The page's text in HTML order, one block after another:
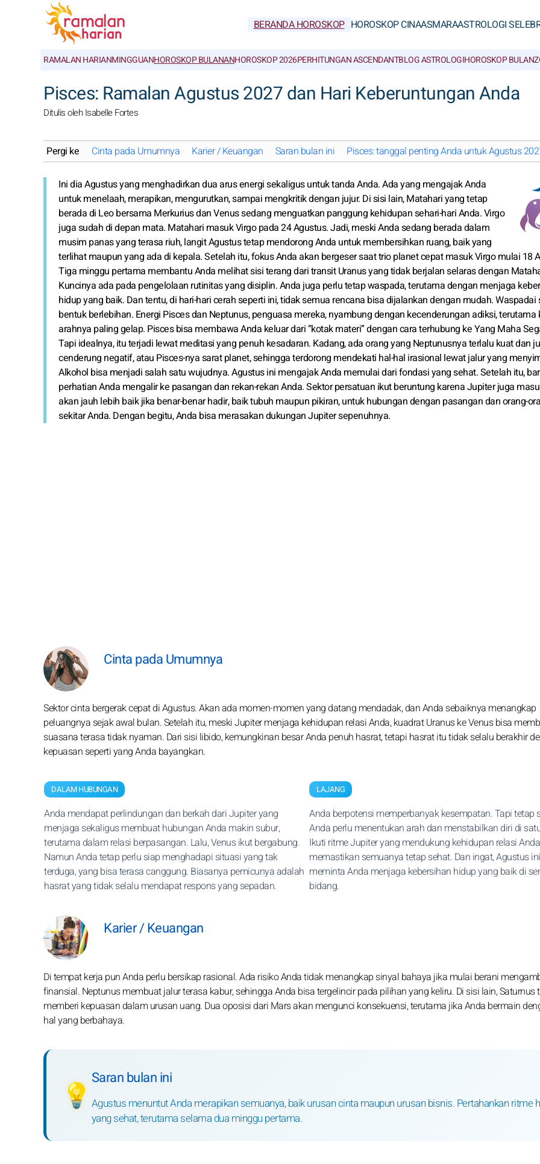
BERANDA HOROSKOP HOROSKOP CINAASMARAASTROLOGI
RAMALAN HARIANMINGGUANHOROSKOP BULANANHOROSKOP 2026PERHITUNGAN ASCENDANTBLOG ASTROLOGIHOROSKOP BULAN
Pisces: Ramalan Agustus 2027 dan Hari Keberuntungan Anda
Ditulis oleh Isabelle Fortes
Pergi ke Cinta pada Umumnya Karier / Keuangan Saran bulan ini Pisces: tanggal penting Anda untuk Agustus
Ini dia Agustus yang menghadirkan dua arus energi sekaligus untuk tanda Anda. Ada yang mengajak Anda
untuk menelaah, merapikan, mengurutkan, sampai mengkritik dengan jujur. Di sisi lain, Matahari yang tetap
berada di Leo bersama Merkurius dan Venus sedang menguatkan panggung kehidupan sehari-hari Anda. Virgo
juga sudah di depan mata. Matahari masuk Virgo pada 24 Agustus. Jadi, meski Anda sedang berada dalam
musim panas yang terasa riuh, langit Agustus tetap mendorong Anda untuk membersihkan ruang, baik yang
terlihat maupun yang ada di kepala. Setelah itu, fokus Anda akan bergeser saat trio planet cepat masuk Virgo mulai 18
Tiga minggu pertama membantu Anda melihat sisi terang dari transit Uranus yang tidak berjalan selaras dengan
Kuncinya ada pada pengelolaan rutinitas yang disiplin. Anda juga perlu tetap waspada, terutama dengan menjaga
hidup yang baik. Dan tentu, di hari-hari cerah seperti ini, tidak semua rencana bisa dijalankan dengan mudah. Waspadai
bentuk berlebihan. Energi Pisces dan Neptunus, penguasa mereka, nyambung dengan kecenderungan adiksi, terutama
arahnya paling gelap. Pisces bisa membawa Anda keluar dari “kotak materi” dengan cara terhubung ke Yang Maha
Tapi idealnya, itu terjadi lewat meditasi yang penuh kesadaran. Kadang, ada orang yang Neptunusnya terlalu kuat dan
cenderung negatif, atau Pisces-nya sarat planet, sehingga terdorong mendekati hal-hal irasional lewat jalur yang
Alkohol bisa menjadi salah satu wujudnya. Agustus ini mengajak Anda memulai dari fondasi yang sehat. Setelah itu,
perhatian Anda mengalir ke pasangan dan rekan-rekan Anda. Sektor persatuan ikut beruntung karena Jupiter juga
akan jauh lebih baik jika benar-benar hadir, baik tubuh maupun pikiran, untuk hubungan dengan pasangan dan orang-
sekitar Anda. Dengan begitu, Anda bisa merasakan dukungan Jupiter sepenuhnya.
Cinta pada Umumnya
Sektor cinta bergerak cepat di Agustus. Akan ada momen-momen yang datang mendadak, dan Anda sebaiknya menangkap
peluangnya sejak awal bulan. Setelah itu, meski Jupiter menjaga kehidupan relasi Anda, kuadrat Uranus ke Venus bisa
suasana terasa tidak nyaman. Dari sisi libido, kemungkinan besar Anda penuh hasrat, tetapi hasrat itu tidak selalu berakhir
kepuasan seperti yang Anda bayangkan.
DALAM HUBUNGAN
Anda mendapat perlindungan dan berkah dari Jupiter yang
menjaga sekaligus membuat hubungan Anda makin subur,
terutama dalam relasi berpasangan. Lalu, Venus ikut bergabung.
Namun Anda tetap perlu siap menghadapi situasi yang tak
terduga, yang bisa terasa canggung. Biasanya pemicunya adalah
hasrat yang tidak selalu mendapat respons yang sepadan.
LAJANG
Anda berpotensi memperbanyak kesempatan. Tapi tetap
Anda perlu menentukan arah dan menstabilkan diri di
Ikuti ritme Jupiter yang mendukung kehidupan relasi
memastikan semuanya tetap sehat. Dan ingat, Agustus ini
meminta Anda menjaga kebersihan hidup yang baik di
bidang.
Karier / Keuangan
Di tempat kerja pun Anda perlu bersikap rasional. Ada risiko Anda tidak menangkap sinyal bahaya jika mulai berani
finansial. Neptunus membuat jalur terasa kabur, sehingga Anda bisa tergelincir pada pilihan yang keliru. Di sisi lain, Saturnus
memberi kepuasan dalam urusan uang. Dua oposisi dari Mars akan mengunci konsekuensi, terutama jika Anda bermain
hal yang berbahaya.
💡
Saran bulan ini
Agustus menuntut Anda merapikan semuanya, baik urusan cinta maupun urusan bisnis. Pertahankan ritme
yang sehat, terutama selama dua minggu pertama.